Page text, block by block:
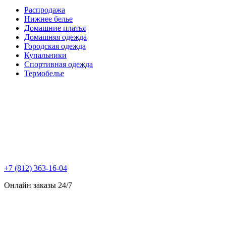
Распродажа
Нижнее белье
Домашние платья
Домашняя одежда
Городская одежда
Купальники
Спортивная одежда
Термобелье
+7 (812) 363-16-04
Онлайн заказы 24/7